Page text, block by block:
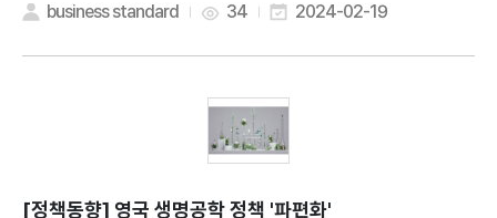
business standard 34 2024-02-19
[정책동향] 영국 생명공학 정책 '파편화'